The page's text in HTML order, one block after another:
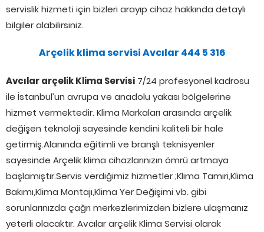
servislik hizmeti için bizleri arayıp cihaz hakkında detaylı
bilgiler alabilirsiniz.
Arçelik klima servisi Avcılar 444 5 316
Avcılar arçelik Klima Servisi 7/24 profesyonel kadrosu
ile İstanbul’un avrupa ve anadolu yakası bölgelerine
hizmet vermektedir. Klima Markaları arasında arçelik
değişen teknoloji sayesinde kendini kaliteli bir hale
getirmiş.Alanında eğitimli ve branşlı teknisyenler
sayesinde Arçelik klima cihazlarınızın ömrü artmaya
başlamıştır.Servis verdiğimiz hizmetler ;Klima Tamiri,Klima
Bakımı,Klima Montajı,Klima Yer Değişimi vb. gibi
sorunlarınızda çağrı merkezlerimizden bizlere ulaşmanız
yeterli olacaktır. Avcılar arçelik Klima Servisi olarak